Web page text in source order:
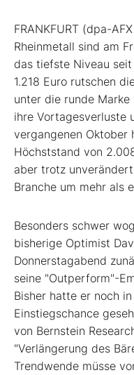
FRANKFURT (dpa-
Rheinmetall sind am
das tiefste Niveau
1.218 Euro rutschen
unter die runde
ihre Vortagesverluste
vergangenen Oktober
Höchststand von
aber trotz
Branche um mehr als
Besonders schwer
bisherige Optimist
Donnerstagabend
seine "Outperform"-
Bisher hatte er noch
Einstiegschance
von Bernstein
"Verlängerung des
Trendwende müsse